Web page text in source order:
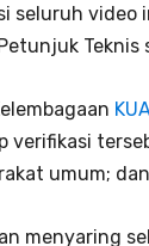
seluruh
verifikasi
umum;
menyaring